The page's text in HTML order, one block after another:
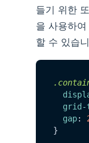
들기 위한
을 사용하
할 수 있습
grid-
gap: